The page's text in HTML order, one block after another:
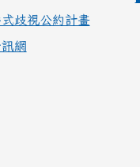
歧視公約計畫
網